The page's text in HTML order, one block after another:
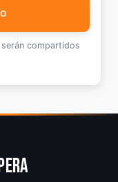
compartidos